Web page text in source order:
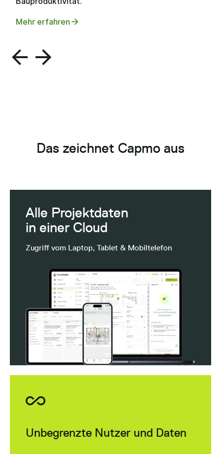
Mehr erfahren
Das zeichnet Capmo aus
Alle Projektdaten
in einer Cloud
Zugriff vom Laptop, Tablet & Mobiltelefon
Unbegrenzte Nutzer und Daten